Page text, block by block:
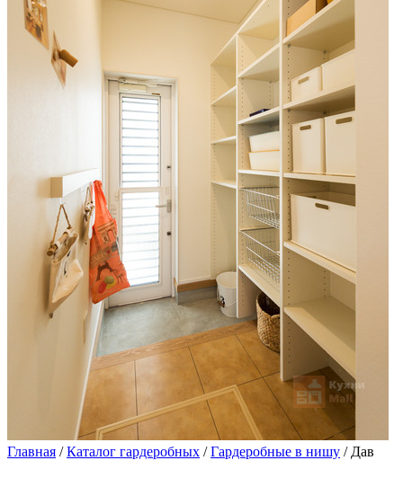
Главная /Каталог гардеробных /Гардеробные в нишу / Дав